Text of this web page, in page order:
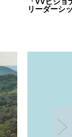
リーダーシ